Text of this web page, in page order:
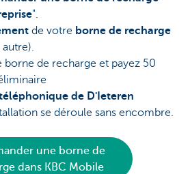
".
de votre borne de recharge
borne de recharge et payez 50
de D'Ieteren
se déroule sans encombre.
une borne de
dans KBC Mobile